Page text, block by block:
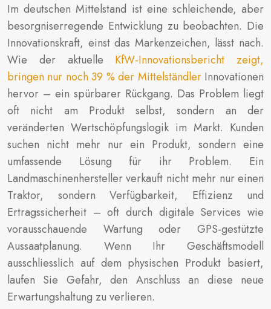
Im deutschen Mittelstand ist eine schleichende, aber
besorgniserregende Entwicklung zu beobachten. Die
Innovationskraft, einst das Markenzeichen, lässt nach.
Wie der aktuelle KfW-Innovationsbericht zeigt,
bringen nur noch 39 % der MittelständlerInnovationen
hervor – ein spürbarer Rückgang. Das Problem liegt
oft nicht am Produkt selbst, sondern an der
veränderten Wertschöpfungslogik im Markt. Kunden
suchen nicht mehr nur ein Produkt, sondern eine
umfassende Lösung für ihr Problem. Ein
Landmaschinenhersteller verkauft nicht mehr nur einen
Traktor, sondern Verfügbarkeit, Effizienz und
Ertragssicherheit – oft durch digitale Services wie
vorausschauende Wartung oder GPS-gestützte
Aussaatplanung. Wenn Ihr Geschäftsmodell
ausschliesslich auf dem physischen Produkt basiert,
laufen Sie Gefahr, den Anschluss an diese neue
Erwartungshaltung zu verlieren.